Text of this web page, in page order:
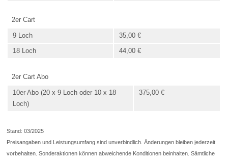
2er Cart
9 Loch
35,00 €
18 Loch
44,00 €
2er Cart Abo
10er Abo (20 x 9 Loch oder 10 x 18
Loch)
375,00 €
Stand: 03/2025
Preisangaben und Leistungsumfang sind unverbindlich. Änderungen bleiben jederzeit
vorbehalten. Sonderaktionen können abweichende Konditionen beinhalten. Sämtliche